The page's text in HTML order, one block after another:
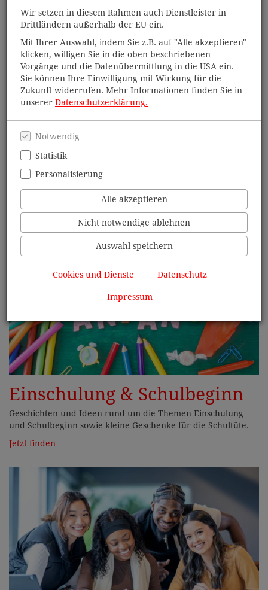
Wir setzen in diesem Rahmen auch Dienstleister in
Drittländern außerhalb der EU ein.
Mit Ihrer Auswahl, indem Sie z.B. auf "Alle akzeptieren"
klicken, willigen Sie in die oben beschriebenen
Vorgänge und die Datenübermittlung in die USA ein.
Sie können Ihre Einwilligung mit Wirkung für die
Zukunft widerrufen. Mehr Informationen finden Sie in
unserer Datenschutzerklärung.
Notwendig
Statistik
Personalisierung
Alle akzeptieren
Nicht notwendige ablehnen
Auswahl speichern
Cookies und Dienste Datenschutz
Impressum
tolino flip
Per Knopfdruck umblättern - ideal für Urlaub, Strand, Balkon
Einschulung & Schulbeginn
Geschichten und Ideen rund um die Themen Einschulung
und Schulbeginn sowie kleine Geschenke für die Schultüte.
Jetzt finden